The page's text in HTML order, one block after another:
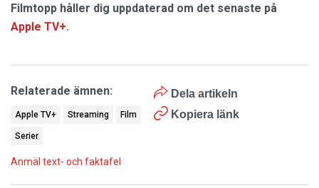
Filmtopp håller dig uppdaterad om det senaste på
Apple TV+.
Dela artikeln
Kopiera länk
Relaterade ämnen:
Apple TV+ Streaming Film
Serier
Anmäl text- och faktafel